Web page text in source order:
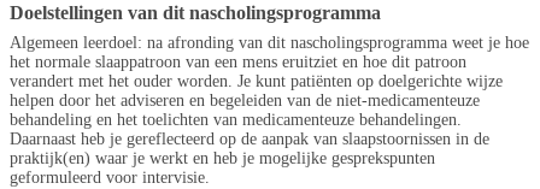
Doelstellingen van dit nascholingsprogramma
Algemeen leerdoel: na afronding van dit nascholingsprogramma weet je hoe
het normale slaappatroon van een mens eruitziet en hoe dit patroon
verandert met het ouder worden. Je kunt patiënten op doelgerichte wijze
helpen door het adviseren en begeleiden van de niet-medicamenteuze
behandeling en het toelichten van medicamenteuze behandelingen.
Daarnaast heb je gereflecteerd op de aanpak van slaapstoornissen in de
praktijk(en) waar je werkt en heb je mogelijke gesprekspunten
geformuleerd voor intervisie.